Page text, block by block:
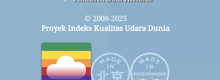
© 2008-2025
Proyek Indeks Kualitas Udara Dunia